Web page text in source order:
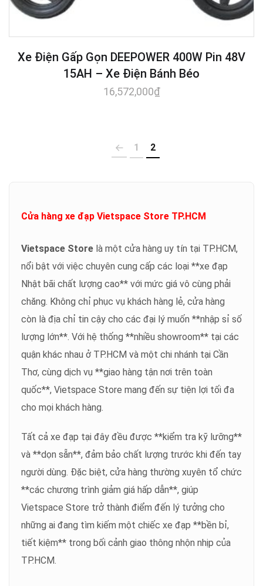
Xe Điện Gấp Gọn DEEPOWER 400W Pin 48V
15AH – Xe Điện Bánh Béo
16,572,000₫
1 2
Cửa hàng xe đạp Vietspace Store TP.HCM
Vietspace Store là một cửa hàng uy tín tại TP.HCM,
nổi bật với việc chuyên cung cấp các loại **xe đạp
Nhật bãi chất lượng cao** với mức giá vô cùng phải
chăng. Không chỉ phục vụ khách hàng lẻ, cửa hàng
còn là địa chỉ tin cậy cho các đại lý muốn **nhập sỉ số
lượng lớn**. Với hệ thống **nhiều showroom** tại các
quận khác nhau ở TP.HCM và một chi nhánh tại Cần
Thơ, cùng dịch vụ **giao hàng tận nơi trên toàn
quốc**, Vietspace Store mang đến sự tiện lợi tối đa
cho mọi khách hàng.
Tất cả xe đạp tại đây đều được **kiểm tra kỹ lưỡng**
và **dọn sẵn**, đảm bảo chất lượng trước khi đến tay
người dùng. Đặc biệt, cửa hàng thường xuyên tổ chức
**các chương trình giảm giá hấp dẫn**, giúp
Vietspace Store trở thành điểm đến lý tưởng cho
những ai đang tìm kiếm một chiếc xe đạp **bền bỉ,
tiết kiệm** trong bối cảnh giao thông nhộn nhịp của
TP.HCM.